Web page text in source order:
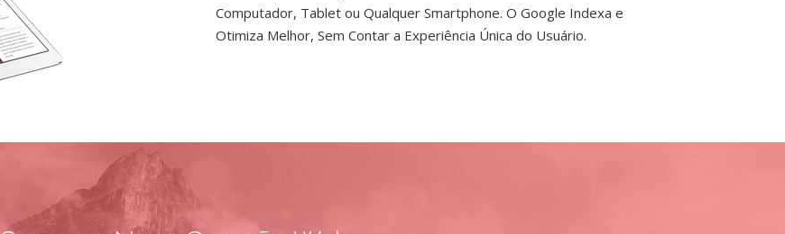
Computador, Tablet ou Qualquer Smartphone. O Google Indexa e
Otimiza Melhor, Sem Contar a Experiência Única do Usuário.